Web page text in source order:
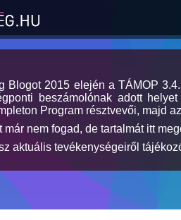
Blogot 2015 elején a TÁMOP
beszámolónak adott
Program résztvevői, majd
nem fogad, de tartalmát itt
aktuális tevékenységeiről